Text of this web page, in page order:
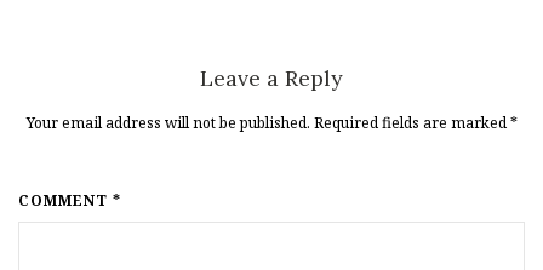
Leave a Reply
Your email address will not be published. Required fields are marked*
COMMENT *